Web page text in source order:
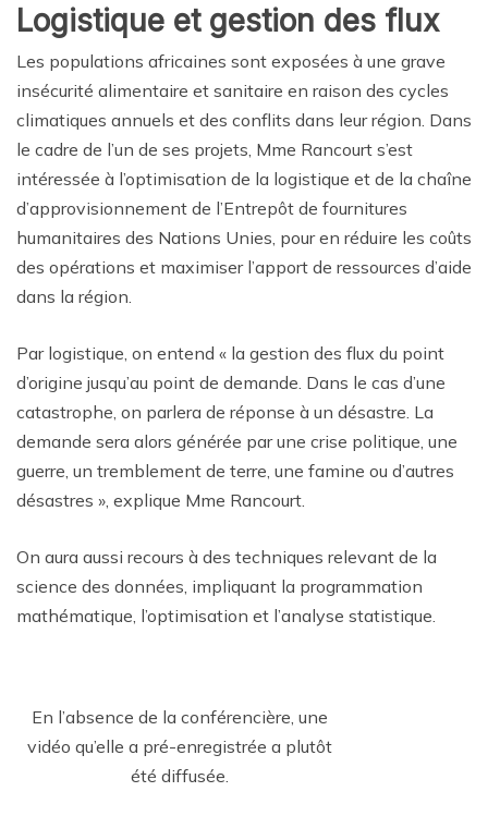
Logistique et gestion des flux
Les populations africaines sont exposées à une grave
insécurité alimentaire et sanitaire en raison des cycles
climatiques annuels et des conflits dans leur région. Dans
le cadre de l’un de ses projets, Mme Rancourt s’est
intéressée à l’optimisation de la logistique et de la chaîne
d’approvisionnement de l’Entrepôt de fournitures
humanitaires des Nations Unies, pour en réduire les coûts
des opérations et maximiser l’apport de ressources d’aide
dans la région.
Par logistique, on entend « la gestion des flux du point
d’origine jusqu’au point de demande. Dans le cas d’une
catastrophe, on parlera de réponse à un désastre. La
demande sera alors générée par une crise politique, une
guerre, un tremblement de terre, une famine ou d’autres
désastres », explique Mme Rancourt.
On aura aussi recours à des techniques relevant de la
science des données, impliquant la programmation
mathématique, l’optimisation et l’analyse statistique.
En l’absence de la conférencière, une
vidéo qu’elle a pré-enregistrée a plutôt
été diffusée.